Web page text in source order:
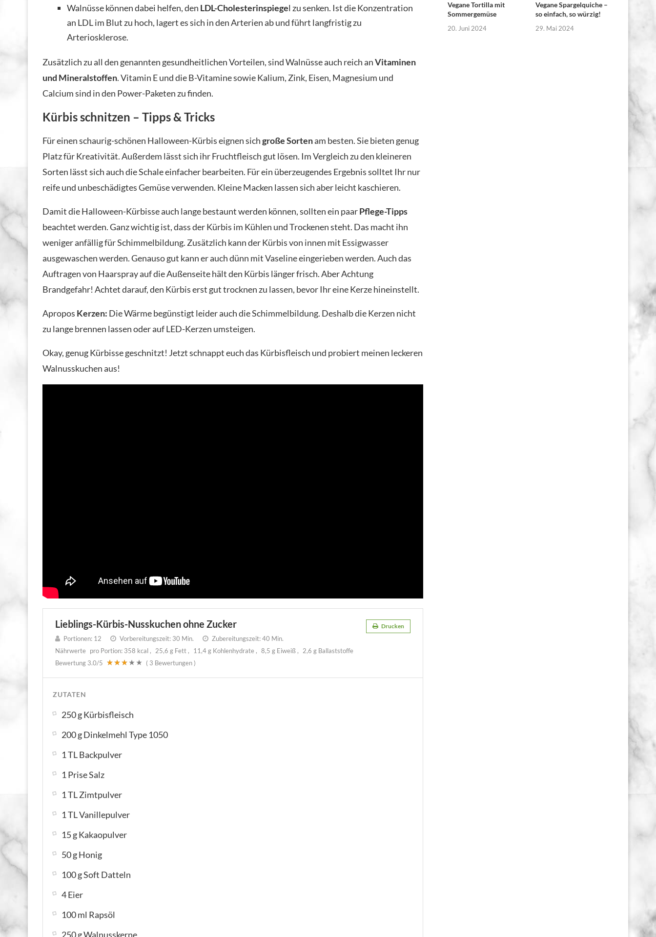
Walnüsse können dabei helfen, den LDL-Cholesterinspiegel zu senken. Ist die Konzentration
an LDL im Blut zu hoch, lagert es sich in den Arterien ab und führt langfristig zu
Arteriosklerose.
Zusätzlich zu all den genannten gesundheitlichen Vorteilen, sind Walnüsse auch reich anVitaminen
und Mineralstoffen. Vitamin E und die B-Vitamine sowie Kalium, Zink, Eisen, Magnesium und
Calcium sind in den Power-Paketen zu finden.
Kürbis schnitzen – Tipps & Tricks
Für einen schaurig-schönen Halloween-Kürbis eignen sichgroße Sortenam besten. Sie bieten genug
Platz für Kreativität. Außerdem lässt sich ihr Fruchtfleisch gut lösen. Im Vergleich zu den kleineren
Sorten lässt sich auch die Schale einfacher bearbeiten. Für ein überzeugendes Ergebnis solltet Ihr nur
reife und unbeschädigtes Gemüse verwenden. Kleine Macken lassen sich aber leicht kaschieren.
Damit die Halloween-Kürbisse auch lange bestaunt werden können, sollten ein paarPflege-Tipps
beachtet werden. Ganz wichtig ist, dass der Kürbis im Kühlen und Trockenen steht. Das macht ihn
weniger anfällig für Schimmelbildung. Zusätzlich kann der Kürbis von innen mit Essigwasser
ausgewaschen werden. Genauso gut kann er auch dünn mit Vaseline eingerieben werden. Auch das
Auftragen von Haarspray auf die Außenseite hält den Kürbis länger frisch. Aber Achtung
Brandgefahr! Achtet darauf, den Kürbis erst gut trocknen zu lassen, bevor Ihr eine Kerze hineinstellt.
Apropos Kerzen: Die Wärme begünstigt leider auch die Schimmelbildung. Deshalb die Kerzen nicht
zu lange brennen lassen oder auf LED-Kerzen umsteigen.
Okay, genug Kürbisse geschnitzt! Jetzt schnappt euch das Kürbisfleisch und probiert meinen leckeren
Walnusskuchen aus!
Lieblings-Kürbis-Nusskuchen ohne Zucker Drucken
Portionen: 12 Vorbereitungszeit: 30 Min. Zubereitungszeit:40 Min.
Nährwerte pro Portion: 358 kcal 25,6 g Fett 11,4 g Kohlenhydrate 8,5 g Eiweiß
2,6 g Ballaststoffe
Bewertung 3.0/5 ( 3 Bewertungen )
ZUTATEN
250 g Kürbisfleisch
200 g Dinkelmehl Type 1050
1 TL Backpulver
1 Prise Salz
1 TL Zimtpulver
1 TL Vanillepulver
15 g Kakaopulver
50 g Honig
100 g Soft Datteln
4 Eier
100 ml Rapsöl
250 g Walnusskerne
Vegane Tortilla mit
Sommergemüse
20. Juni 2024
Vegane Spargelquiche –
so einfach, so würzig!
29. Mai 2024